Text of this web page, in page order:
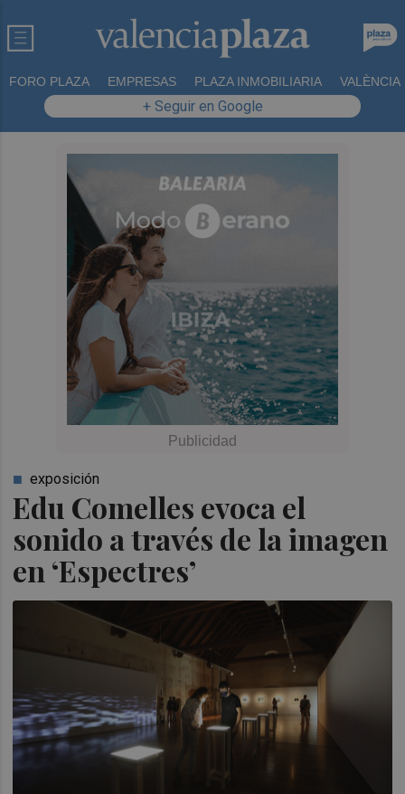
FORO PLAZA EMPRESAS PLAZA INMOBILIARIA VALÈNCIA
+ Seguir en Google
Edu Comelles evoca el
sonido a través de la imagen
en ‘Espectres’
exposición